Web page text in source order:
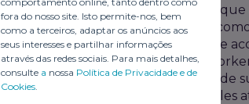
fora do nosso site. Isto permite-nos, bem
como a terceiros, adaptar os anúncios aos
seus interesses e partilhar informações
através das redes sociais. Para mais detalhes,
consulte a nossa Política de Privacidade e de
Cookies
ferramenta. Será que
expectativas, tal
redige os e-mails e
converte Best
para esta história de
queJEX CORE Sales